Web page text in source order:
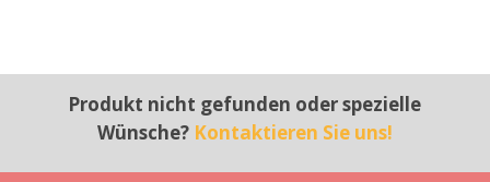
Produkt nicht gefunden oder spezielle
Wünsche? Kontaktieren Sie uns!